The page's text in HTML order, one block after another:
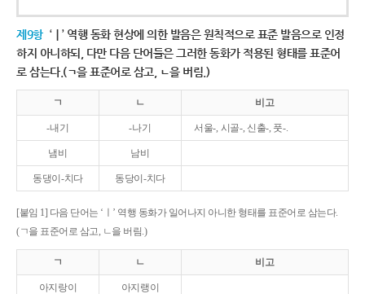
제9항 ‘ㅣ’ 역행 동화 현상에 의한 발음은 원칙적으로 표준 발음으로 인정
하지 아니하되, 다만 다음 단어들은 그러한 동화가 적용된 형태를 표준어
로 삼는다.(ㄱ을 표준어로 삼고, ㄴ을 버림.)
ㄱ ㄴ 비고
-내기 -나기 서울-, 시골-, 신출-, 풋-.
냄비 남비
동댕이-치다 동당이-치다
[붙임 1] 다음 단어는 ‘ㅣ’ 역행 동화가 일어나지 아니한 형태를 표준어로 삼는다.
(ㄱ을 표준어로 삼고, ㄴ을 버림.)
ㄱ ㄴ 비고
아지랑이 아지랭이